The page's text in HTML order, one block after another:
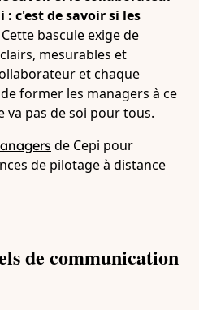
c'est de savoir si les
Cette bascule exige de
mesurables et
et chaque
former les managers à ce
va pas de soi pour tous.
de Cepi pour
de pilotage à distance
de communication